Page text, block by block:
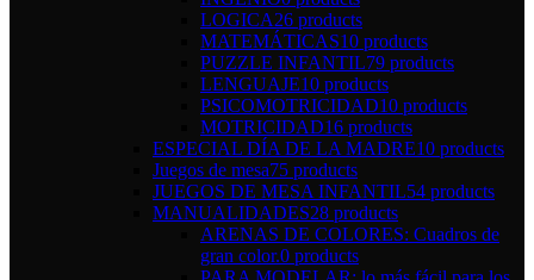
LOGICA26 products
MATEMÁTICAS10 products
PUZZLE INFANTIL79 products
LENGUAJE10 products
PSICOMOTRICIDAD10 products
MOTRICIDAD16 products
ESPECIAL DÍA DE LA MADRE10 products
Juegos de mesa75 products
JUEGOS DE MESA INFANTIL54 products
MANUALIDADES28 products
ARENAS DE COLORES: Cuadros de
gran color.0 products